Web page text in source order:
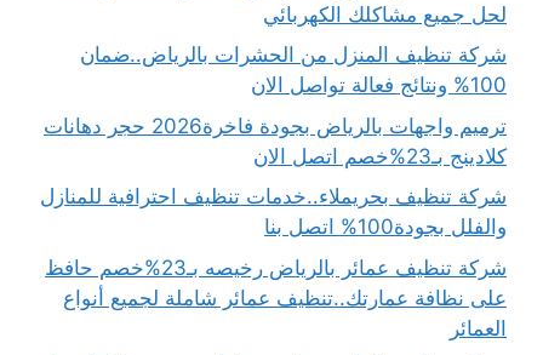
لحل جميع مشاكلك الكهربائي
شركة تنظيف المنزل من الحشرات بالرياض..ضمان
100% ونتائج فعالة تواصل الان
ترميم واجهات بالرياض بجودة فاخرة2026 حجر دهانات
كلادينج بـ23%خصم اتصل الان
شركة تنظيف بحريملاء..خدمات تنظيف احترافية للمنازل
والفلل بجودة100% اتصل بنا
شركة تنظيف عمائر بالرياض رخيصه بـ23%خصم حافظ
على نظافة عمارتك..تنظيف عمائر شاملة لجميع أنواع
العمائر